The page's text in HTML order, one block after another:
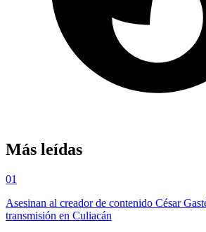
Más leídas
01
Asesinan al creador de contenido César
transmisión en Culiacán